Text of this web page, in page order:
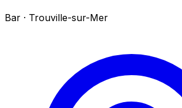
Bar · Trouville-sur-Mer